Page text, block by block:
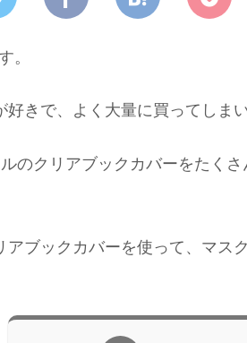
。
きで、よく大量に買ってしまい
のクリアブックカバーをたく
アブックカバーを使って、マス